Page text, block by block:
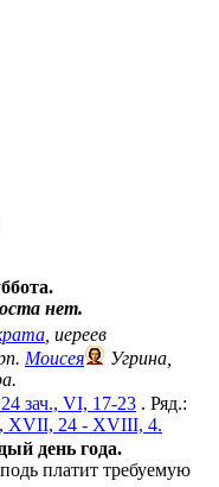
нет.
, иереев
Моисея
Угрина,
зач., VI, 17-23 . Ряд.:
XVII, 24 - XVIII, 4.
день года.
платит требуемую